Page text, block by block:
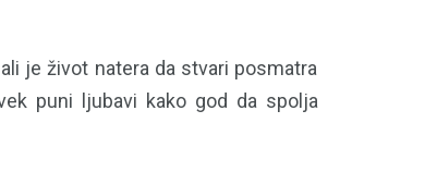
je život natera da stvari posmatra
puni ljubavi kako god da spolja